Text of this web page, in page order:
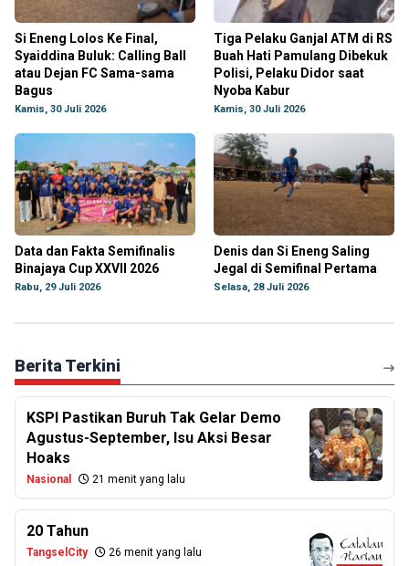
Si Eneng Lolos Ke Final,
Syaiddina Buluk: Calling Ball
atau Dejan FC Sama-sama
Bagus
Kamis, 30 Juli 2026
Tiga Pelaku Ganjal ATM di RS
Buah Hati Pamulang Dibekuk
Polisi, Pelaku Didor saat
Nyoba Kabur
Kamis, 30 Juli 2026
Data dan Fakta Semifinalis
Binajaya Cup XXVII 2026
Rabu, 29 Juli 2026
Denis dan Si Eneng Saling
Jegal di Semifinal Pertama
Selasa, 28 Juli 2026
Berita Terkini
KSPI Pastikan Buruh Tak Gelar Demo
Agustus-September, Isu Aksi Besar
Hoaks
Nasional 21 menit yang lalu
20 Tahun
TangselCity 26 menit yang lalu